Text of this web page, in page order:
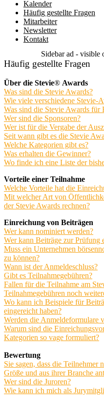
Kalender
Häufig gestellte Fragen
Mitarbeiter
Newsletter
Kontakt
Sidebar ad - visible
Häufig gestellte Fragen
Über die Stevie® Awards
Was sind die Stevie Awards?
Wie viele verschiedene Stevie-
Was sind die Stevie Awards für
Wer sind die Sponsoren?
Wer ist für die Vergabe der
Seit wann gibt es die Stevie
Welche Kategorien gibt es?
Was erhalten die Gewinner?
Wo finde ich eine Liste der
Vorteile einer Teilnahme
Welche Vorteile hat die
Mit welcher Art von
der Stevie Awards rechnen?
Einreichung von Beiträgen
Wer kann nominiert werden?
Wer kann Beiträge zur Prüfung
Muss ein Unternehmen
zu können?
Wann ist der Anmeldeschluss?
Gibt es Teilnahmegebühren?
Fallen für die Teilnahme am
Teilnahmegebühren noch
Wo kann ich Beispiele für
eingereicht haben?
Werden die Anmeldeformulare
Warum sind die
Kategorien so vage formuliert?
Bewertung
Sie sagen, dass die Teilnehmer
Größe und aus ihrer Branche
Wer sind die Juroren?
Wie kann ich mich als